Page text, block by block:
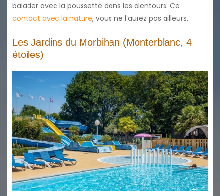
balader avec la poussette dans les alentours. Ce
contact avec la nature, vous ne l’aurez pas ailleurs.
Les Jardins du Morbihan (Monterblanc, 4
étoiles)